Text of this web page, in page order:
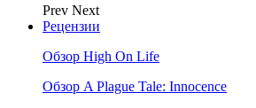
Prev Next
Рецензии
Обзор High On Life
Обзор A Plague Tale: Innocence